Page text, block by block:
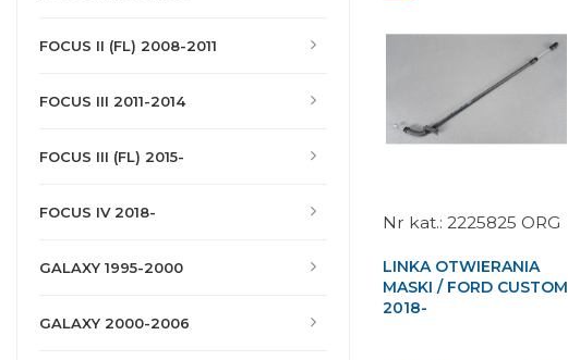
FOCUS II (FL) 2008-2011
FOCUS III 2011-2014
FOCUS III (FL) 2015-
FOCUS IV 2018-
GALAXY 1995-2000
GALAXY 2000-2006
2225825 ORG
LINKA OTWIERANIA
MASKI / FORD CUSTOM
2018-